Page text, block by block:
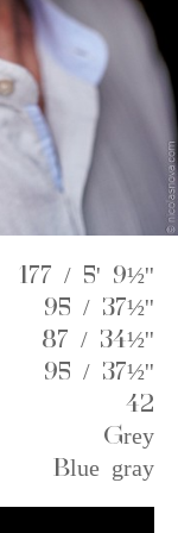
177 / 5' 9½''
95 / 37½''
87 / 34½''
95 / 37½''
42
Grey
Blue gray